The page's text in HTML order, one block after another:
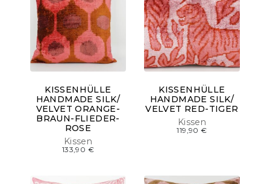
Kissen
KISSENHÜLLE
HANDMADE SILK/
VELVET ORANGE-
BRAUN-FLIEDER-
ROSE
133,90 €
Kissen
KISSENHÜLLE
HANDMADE SILK/
VELVET RED-TIGER
119,90€